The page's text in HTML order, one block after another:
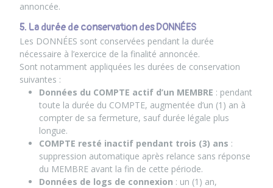
annoncée.
5. La durée de conservation des DONNÉES
Les DONNÉES sont conservées pendant la durée
nécessaire à l’exercice de la finalité annoncée.
Sont notamment appliquées les durées de conservation
suivantes :
Données du COMPTE actif d’un MEMBRE : pendant
toute la durée du COMPTE, augmentée d’un (1) an à
compter de sa fermeture, sauf durée légale plus
longue.
COMPTE resté inactif pendant trois (3) ans :
suppression automatique après relance sans réponse
du MEMBRE avant la fin de cette période.
Données de logs de connexion : un (1) an,